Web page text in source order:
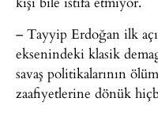
– Tayyip Erdoğan ilk
eksenindeki klasik
savaş politikalarının
zaafiyetlerine dönük